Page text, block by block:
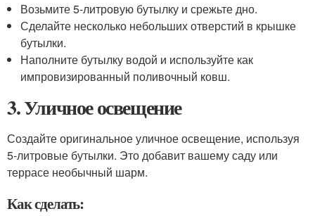
Возьмите 5-литровую бутылку и срежьте дно.
Сделайте несколько небольших отверстий в крышке
бутылки.
Наполните бутылку водой и используйте как
импровизированный поливочный ковш.
3. Уличное освещение
Создайте оригинальное уличное освещение, используя
5-литровые бутылки. Это добавит вашему саду или
террасе необычный шарм.
Как сделать: